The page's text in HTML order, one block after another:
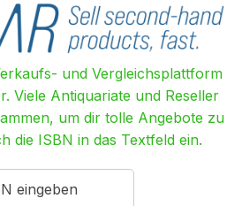
und Vergleichsplattform
Viele Antiquariate und Reseller
um dir tolle Angebote zu
die ISBN in das Textfeld ein.